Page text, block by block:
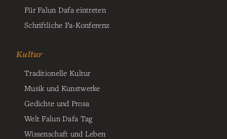
Für Falun Dafa eintreten
Schriftliche Fa-Konferenz
Kultur
Traditionelle Kultur
Musik und Kunstwerke
Gedichte und Prosa
Welt Falun Dafa Tag
Wissenschaft und Leben